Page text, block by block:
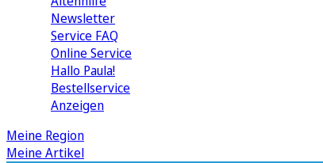
Newsletter
Service FAQ
Online Service
Hallo Paula!
Bestellservice
Anzeigen
Meine Region
Meine Artikel